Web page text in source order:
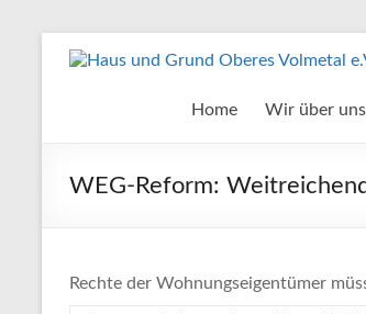
InhaltHaus
Oberes
e.V.
Home Wir über uns
WEG-Reform:
Rechte der Wohnungseigentümer